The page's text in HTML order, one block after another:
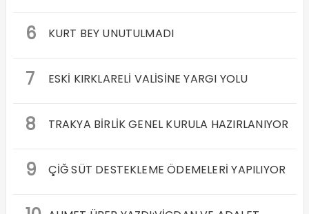
6 KURT BEY UNUTULMADI
7 ESKİ KIRKLARELİ VALİSİNE YARGI YOLU
8 TRAKYA BİRLİK GENEL KURULA HAZIRLANIYOR
9 ÇİĞ SÜT DESTEKLEME ÖDEMELERİ YAPILIYOR